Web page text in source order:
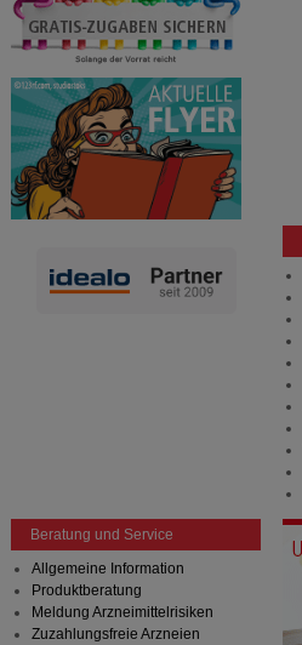
Beratung und Service
Allgemeine Information
Produktberatung
Meldung Arzneimittelrisiken
Zuzahlungsfreie Arzneien